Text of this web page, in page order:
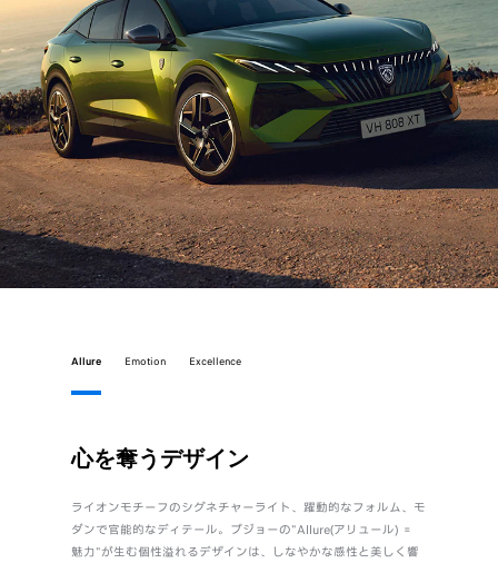
心を奪うデザイン
ライオンモチーフのシグネチャーライト、躍動的なフォルム、モ
ダンで官能的なディテール。プジョーの"Allure(アリュール) ＝
魅力"が生む個性溢れるデザインは、しなやかな感性と美しく響
Allure Emotion Excellence